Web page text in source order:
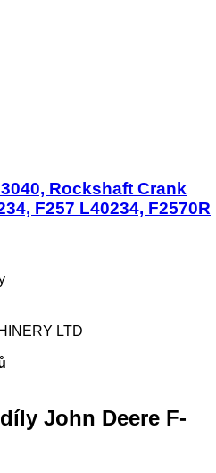
Rockshaft Crank
F257 L40234, F2570R
LTD
John Deere F-